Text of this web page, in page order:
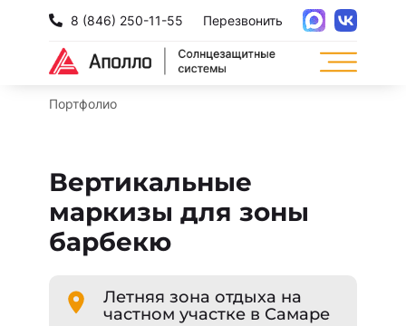
8 (846) 250-11-55 Перезвонить
Портфолио
Вертикальные
маркизы для зоны
барбекю
Летняя зона отдыха на
частном участке в Самаре